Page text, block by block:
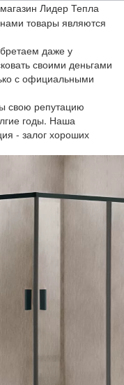
Лидер Тепла
товары являются
даже у
своими деньгами
с официальными
свою репутацию
годы. Наша
- залог хороших